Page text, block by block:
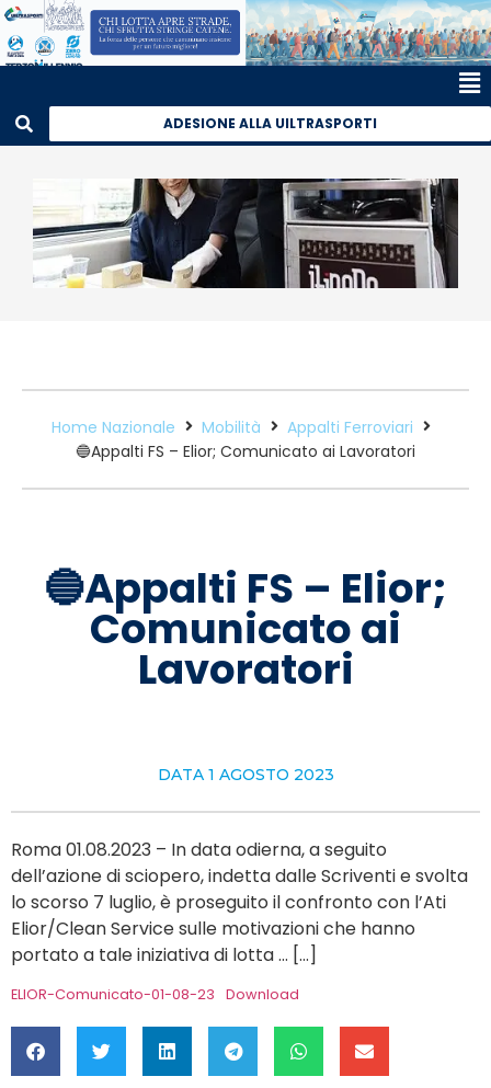
ADESIONE ALLA UILTRASPORTI
Home Nazionale Mobilità
Appalti Ferroviari
🔵Appalti FS – Elior; Comunicato ai Lavoratori
🔵Appalti FS – Elior;
Comunicato ai
Lavoratori
DATA 1 AGOSTO 2023
Roma 01.08.2023 – In data odierna, a seguito
dell’azione di sciopero, indetta dalle Scriventi e svolta
lo scorso 7 luglio, è proseguito il confronto con l’Ati
Elior/Clean Service sulle motivazioni che hanno
portato a tale iniziativa di lotta … […]
ELIOR-Comunicato-01-08-23 Download